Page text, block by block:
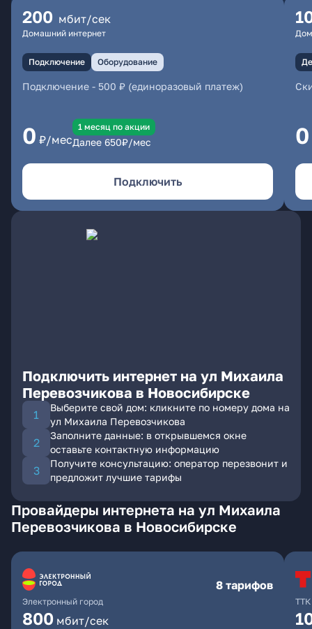
200 мбит/сек
Домашний интернет
Подключение Оборудование
Подключение - 500 ₽ (единоразовый платеж)
0 ₽/мес
1 месяц по акции
Далее 650₽/мес
Подключить
0
Подключить интернет на ул Михаила
Перевозчикова в Новосибирске
Выберите свой дом: кликните по номеру дома на
ул Михаила Перевозчикова
Заполните данные: в открывшемся окне
оставьте контактную информацию
Получите консультацию: оператор перезвонит и
предложит лучшие тарифы
Провайдеры интернета на ул Михаила
Перевозчикова в Новосибирске
Электронный город
8 тарифов
800 мбит/сек
ТТК